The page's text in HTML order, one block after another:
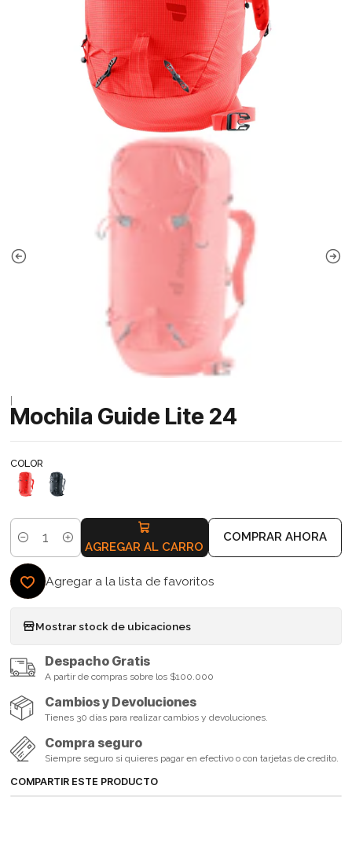
Mochila Guide Lite 24
COLOR
Cantidad AGREGAR AL CARRO
COMPRAR AHORA
Agregar a la lista de favoritos
Mostrar stock de ubicaciones
Despacho Gratis
A partir de compras sobre los $100.000
Cambios y Devoluciones
Tienes 30 días para realizar cambios y devoluciones.
Compra seguro
Siempre seguro si quieres pagar en efectivo o con tarjetas de credito.
COMPARTIR ESTE PRODUCTO